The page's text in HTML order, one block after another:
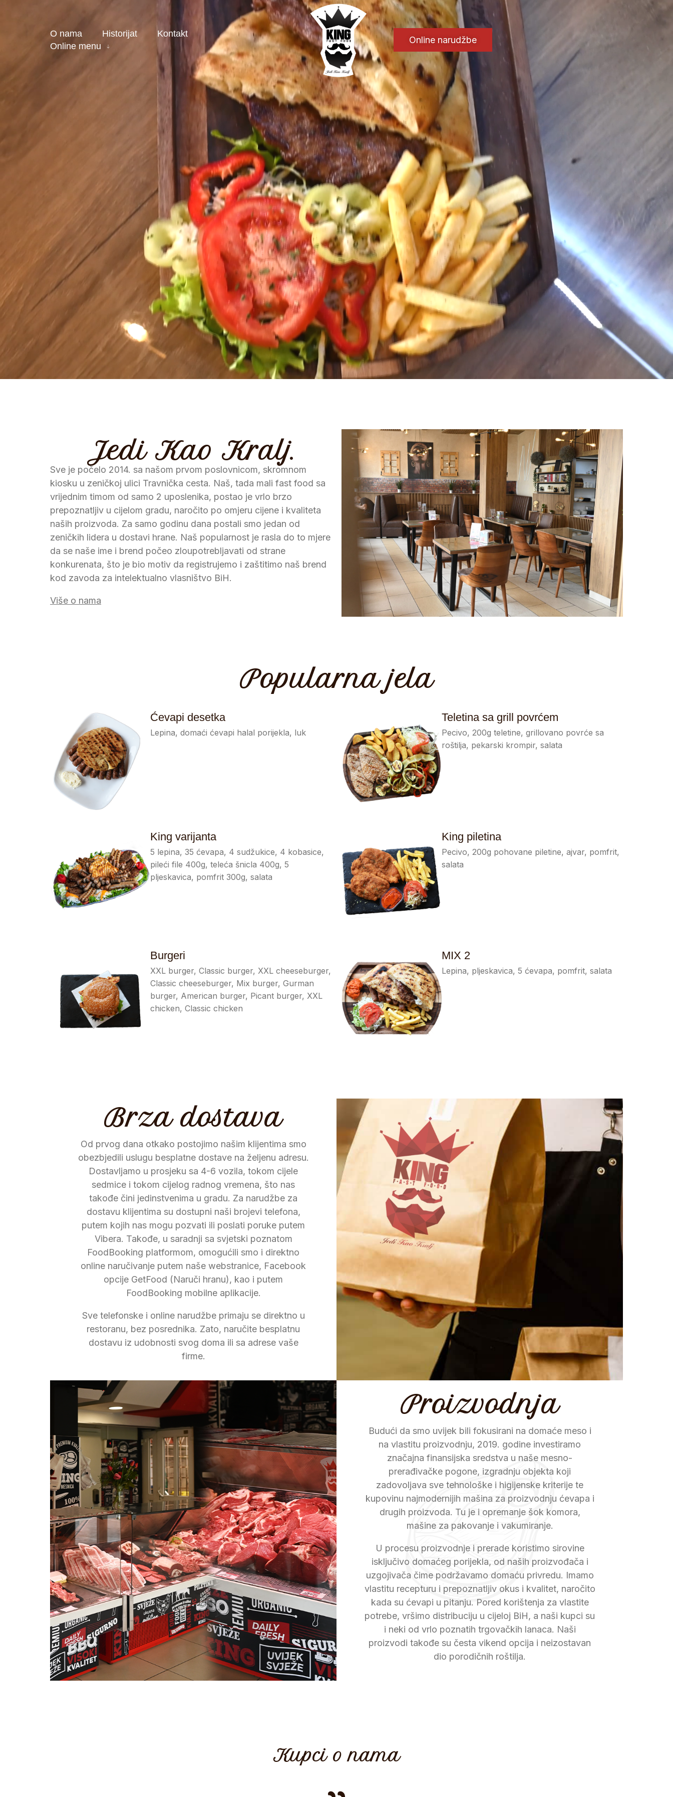
O nama Historijat
Kontakt
Online menu
Online narudžbe
Jedi Kao Kralj.
Sve je počelo 2014. sa našom prvom poslovnicom, skromnom
kiosku u zeničkoj ulici Travnička cesta. Naš, tada mali fast food sa
vrijednim timom od samo 2 uposlenika, postao je vrlo brzo
prepoznatljiv u cijelom gradu, naročito po omjeru cijene i kvaliteta
naših proizvoda. Za samo godinu dana postali smo jedan od
zeničkih lidera u dostavi hrane. Naš popularnost je rasla do to mjere
da se naše ime i brend počeo zloupotrebljavati od strane
konkurenata, što je bio motiv da registrujemo i zaštitimo naš brend
kod zavoda za intelektualno vlasništvo BiH.
Više o nama
Popularna jela
Ćevapi desetka
Lepina, domaći ćevapi halal porijekla, luk
King varijanta
5 lepina, 35 ćevapa, 4 sudžukice, 4 kobasice,
pileći file 400g, teleća šnicla 400g, 5
pljeskavica, pomfrit 300g, salata
Burgeri
XXL burger, Classic burger, XXL cheeseburger,
Classic cheeseburger, Mix burger, Gurman
burger, American burger, Picant burger, XXL
chicken, Classic chicken
Teletina sa grill povrćem
Pecivo, 200g teletine, grillovano povrće sa
roštilja, pekarski krompir, salata
King piletina
Pecivo, 200g pohovane piletine, ajvar, pomfrit,
salata
MIX 2
Lepina, pljeskavica, 5 ćevapa, pomfrit, salata
Brza dostava
Od prvog dana otkako postojimo našim klijentima smo
obezbjedili uslugu besplatne dostave na željenu adresu.
Dostavljamo u prosjeku sa 4-6 vozila, tokom cijele
sedmice i tokom cijelog radnog vremena, što nas
takođe čini jedinstvenima u gradu. Za narudžbe za
dostavu klijentima su dostupni naši brojevi telefona,
putem kojih nas mogu pozvati ili poslati poruke putem
Vibera. Takođe, u saradnji sa svjetski poznatom
FoodBooking platformom, omogućili smo i direktno
online naručivanje putem naše webstranice, Facebook
opcije GetFood (Naruči hranu), kao i putem
FoodBooking mobilne aplikacije.
Sve telefonske i online narudžbe primaju se direktno u
restoranu, bez posrednika. Zato, naručite besplatnu
dostavu iz udobnosti svog doma ili sa adrese vaše
firme.
Proizvodnja
Budući da smo uvijek bili fokusirani na domaće meso i
na vlastitu proizvodnju, 2019. godine investiramo
značajna finansijska sredstva u naše mesno-
prerađivačke pogone, izgradnju objekta koji
zadovoljava sve tehnološke i higijenske kriterije te
kupovinu najmodernijih mašina za proizvodnju ćevapa i
drugih proizvoda. Tu je i opremanje šok komora,
mašine za pakovanje i vakumiranje.
U procesu proizvodnje i prerade koristimo sirovine
isključivo domaćeg porijekla, od naših proizvođača i
uzgojivača čime podržavamo domaću privredu. Imamo
vlastitu recepturu i prepoznatljiv okus i kvalitet, naročito
kada su ćevapi u pitanju. Pored korištenja za vlastite
potrebe, vršimo distribuciju u cijeloj BiH, a naši kupci su
i neki od vrlo poznatih trgovačkih lanaca. Naši
proizvodi takođe su česta vikend opcija i neizostavan
dio porodičnih roštilja.
Kupci o nama